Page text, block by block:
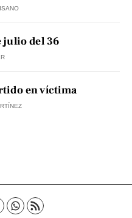
julio del 36
en víctima